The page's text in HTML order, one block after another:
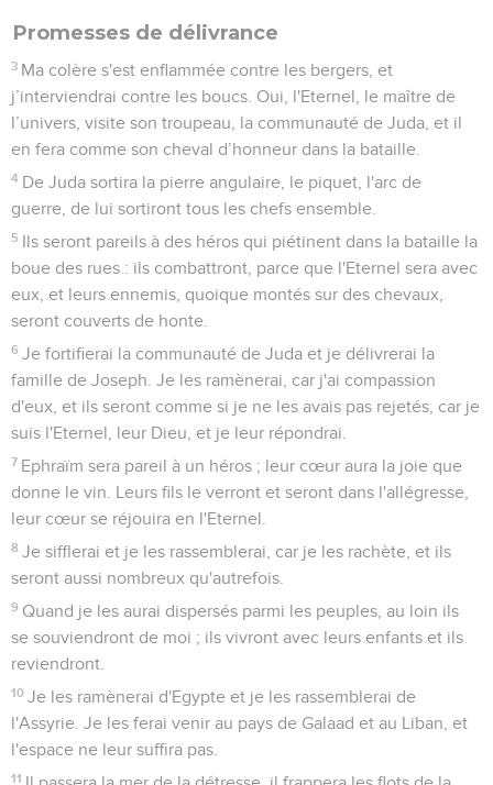
Promesses de délivrance
3 Ma colère s'est enflammée contre les bergers, et
j’interviendrai contre les boucs. Oui, l'Eternel, le maître de
l’univers, visite son troupeau, la communauté de Juda, et il
en fera comme son cheval d’honneur dans la bataille.
4 De Juda sortira la pierre angulaire, le piquet, l'arc de
guerre, de lui sortiront tous les chefs ensemble.
5 Ils seront pareils à des héros qui piétinent dans la bataille la
boue des rues : ils combattront, parce que l'Eternel sera avec
eux, et leurs ennemis, quoique montés sur des chevaux,
seront couverts de honte.
6 Je fortifierai la communauté de Juda et je délivrerai la
famille de Joseph. Je les ramènerai, car j'ai compassion
d'eux, et ils seront comme si je ne les avais pas rejetés, car je
suis l'Eternel, leur Dieu, et je leur répondrai.
7 Ephraïm sera pareil à un héros ; leur cœur aura la joie que
donne le vin. Leurs fils le verront et seront dans l'allégresse,
leur cœur se réjouira en l'Eternel.
8 Je sifflerai et je les rassemblerai, car je les rachète, et ils
seront aussi nombreux qu'autrefois.
9 Quand je les aurai dispersés parmi les peuples, au loin ils
se souviendront de moi ; ils vivront avec leurs enfants et ils
reviendront.
10 Je les ramènerai d'Egypte et je les rassemblerai de
l'Assyrie. Je les ferai venir au pays de Galaad et au Liban, et
l'espace ne leur suffira pas.
11